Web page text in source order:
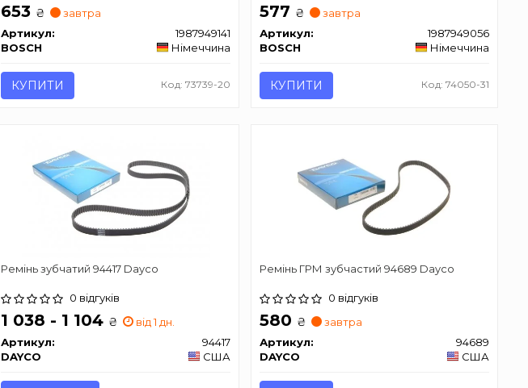
653 ₴
завтра
Артикул:
1987949141
BOSCH
Німеччина
КУПИТИ Код: 73739-20
577 ₴
завтра
Артикул:
1987949056
BOSCH
Німеччина
КУПИТИ Код: 74050-31
Ремінь зубчатий 94417 Dayco
0 відгуків
1 038 - 1 104 ₴
від 1 дн.
Артикул:
94417
DAYCO
США
Ремінь ГРМ зубчастий 94689 Dayco
0 відгуків
580 ₴
завтра
Артикул:
94689
DAYCO
США